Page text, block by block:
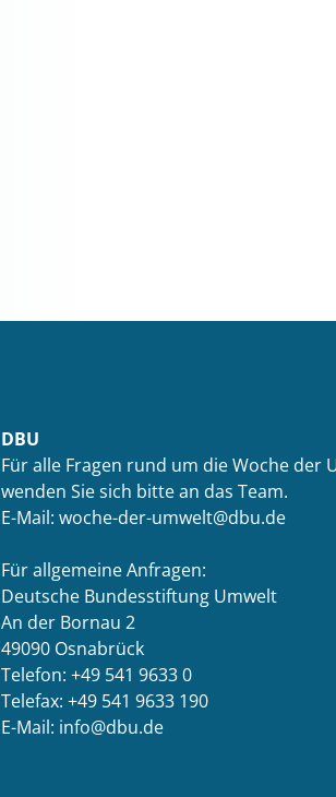
DBU
Für alle Fragen rund um die Woche der
wenden Sie sich bitte an das Team.
E-Mail: woche-der-umwelt@dbu.de
Für allgemeine Anfragen:
Deutsche Bundesstiftung Umwelt
An der Bornau 2
49090 Osnabrück
Telefon: +49 541 9633 0
Telefax: +49 541 9633 190
E-Mail: info@dbu.de